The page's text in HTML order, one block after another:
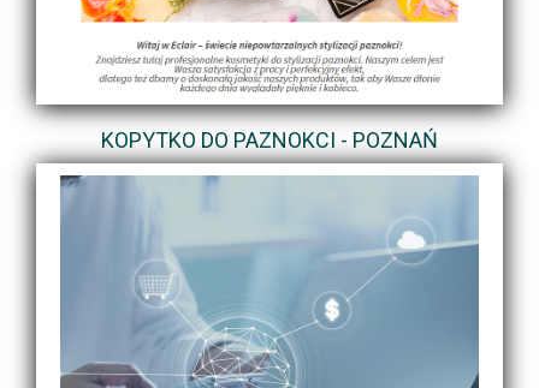
KOPYTKO DO PAZNOKCI - POZNAŃ